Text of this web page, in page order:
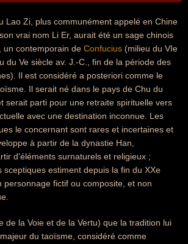
Lao Zi, plus communément appelé en Chine
vrai nom Li Er, aurait été un sage chinois
un contemporain de Confucius (milieu du VIe
du Ve siècle av. J.-C., fin de la période des
Il est considéré a posteriori comme le
Il serait né dans le pays de Chu du
serait parti pour une retraite spirituelle vers
avec une destination inconnue. Les
le concernant sont rares et incertaines et
à partir de la dynastie Han,
d'éléments surnaturels et religieux ;
sceptiques estiment depuis la fin du XXe
personnage fictif ou composite, et non
de la Voie et de la Vertu) que la tradition lui
du taoïsme, considéré comme